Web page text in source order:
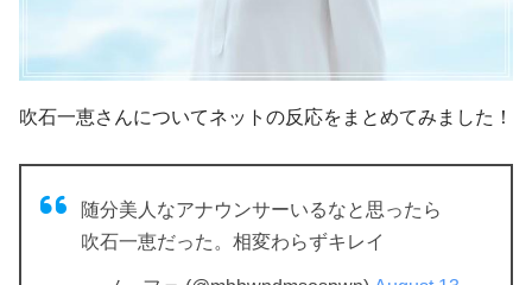
吹石一恵さんについてネットの反応をまとめてみました！
随分美人なアナウンサーいるなと思ったら
吹石一恵だった。相変わらずキレイ